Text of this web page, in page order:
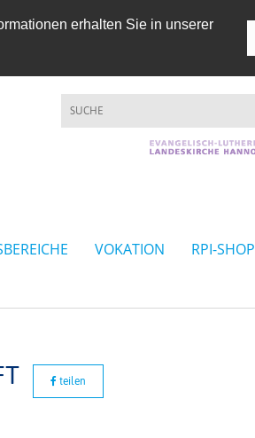
erhalten Sie in unserer
VOKATION
RPI-SHOP
teilen